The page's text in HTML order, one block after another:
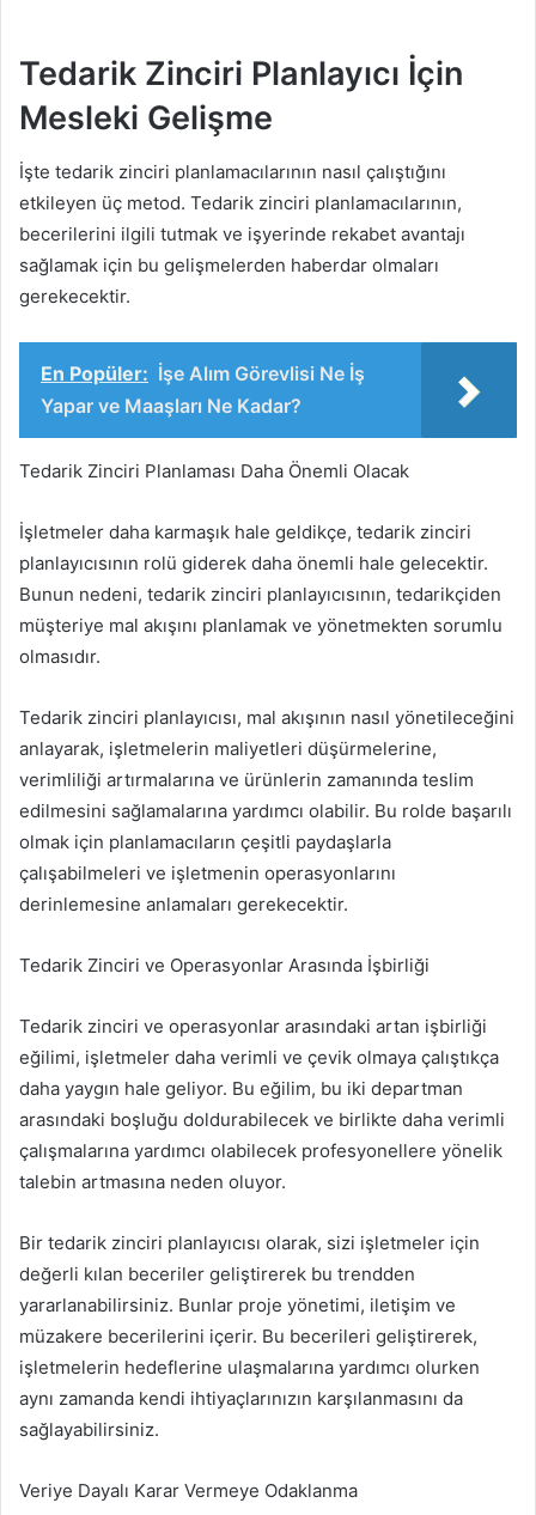
Tedarik Zinciri Planlayıcı İçin
Mesleki Gelişme
İşte tedarik zinciri planlamacılarının nasıl çalıştığını
etkileyen üç metod. Tedarik zinciri planlamacılarının,
becerilerini ilgili tutmak ve işyerinde rekabet avantajı
sağlamak için bu gelişmelerden haberdar olmaları
gerekecektir.
En Popüler: İşe Alım Görevlisi Ne İş
Yapar ve Maaşları Ne Kadar?
Tedarik Zinciri Planlaması Daha Önemli Olacak
İşletmeler daha karmaşık hale geldikçe, tedarik zinciri
planlayıcısının rolü giderek daha önemli hale gelecektir.
Bunun nedeni, tedarik zinciri planlayıcısının, tedarikçiden
müşteriye mal akışını planlamak ve yönetmekten sorumlu
olmasıdır.
Tedarik zinciri planlayıcısı, mal akışının nasıl yönetileceğini
anlayarak, işletmelerin maliyetleri düşürmelerine,
verimliliği artırmalarına ve ürünlerin zamanında teslim
edilmesini sağlamalarına yardımcı olabilir. Bu rolde başarılı
olmak için planlamacıların çeşitli paydaşlarla
çalışabilmeleri ve işletmenin operasyonlarını
derinlemesine anlamaları gerekecektir.
Tedarik Zinciri ve Operasyonlar Arasında İşbirliği
Tedarik zinciri ve operasyonlar arasındaki artan işbirliği
eğilimi, işletmeler daha verimli ve çevik olmaya çalıştıkça
daha yaygın hale geliyor. Bu eğilim, bu iki departman
arasındaki boşluğu doldurabilecek ve birlikte daha verimli
çalışmalarına yardımcı olabilecek profesyonellere yönelik
talebin artmasına neden oluyor.
Bir tedarik zinciri planlayıcısı olarak, sizi işletmeler için
değerli kılan beceriler geliştirerek bu trendden
yararlanabilirsiniz. Bunlar proje yönetimi, iletişim ve
müzakere becerilerini içerir. Bu becerileri geliştirerek,
işletmelerin hedeflerine ulaşmalarına yardımcı olurken
aynı zamanda kendi ihtiyaçlarınızın karşılanmasını da
sağlayabilirsiniz.
Veriye Dayalı Karar Vermeye Odaklanma